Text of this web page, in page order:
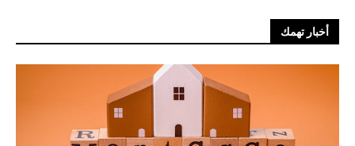
أخبار تهمك